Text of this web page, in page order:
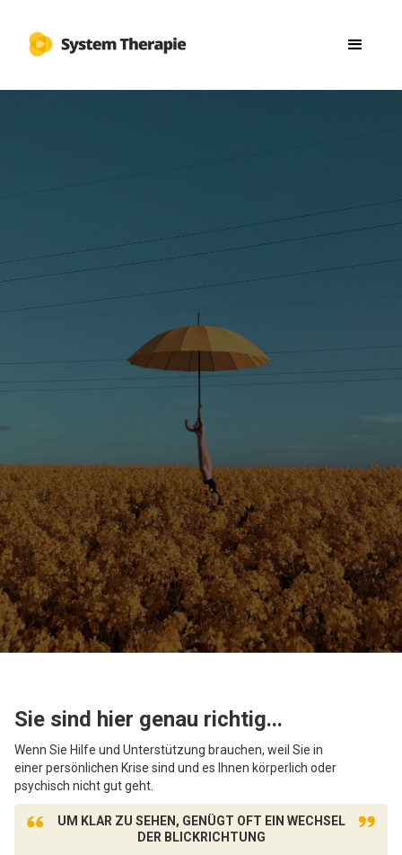
Auf der Internetseite der Privatpraxis für Systemische
Therapie, Beratung, Supervision und Fortbildung in
Vielfältige Methoden
Umfassende Beratung
Google Rating
4.8
Sie sind hier genau richtig...
Wenn Sie Hilfe und Unterstützung brauchen, weil Sie in
einer persönlichen Krise sind und es Ihnen körperlich oder
psychisch nicht gut geht.
UM KLAR ZU SEHEN, GENÜGT OFT EIN WECHSEL
DER BLICKRICHTUNG